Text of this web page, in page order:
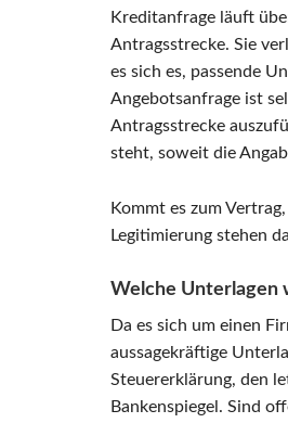
Kreditanfrage läuft
Antragsstrecke. Sie
es sich es, passende
Angebotsanfrage ist
Antragsstrecke
steht, soweit die
Kommt es zum
Legitimierung stehen
Welche Unterlagen
Da es sich um einen
aussagekräftige
Steuererklärung, den
Bankenspiegel. Sind